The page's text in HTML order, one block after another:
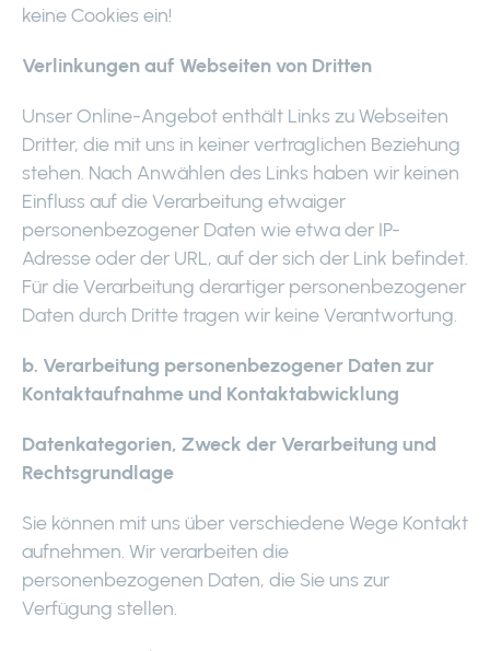
keine Cookies ein!
Verlinkungen auf Webseiten von Dritten
Unser Online-Angebot enthält Links zu Webseiten
Dritter, die mit uns in keiner vertraglichen Beziehung
stehen. Nach Anwählen des Links haben wir keinen
Einfluss auf die Verarbeitung etwaiger
personenbezogener Daten wie etwa der IP-
Adresse oder der URL, auf der sich der Link befindet.
Für die Verarbeitung derartiger personenbezogener
Daten durch Dritte tragen wir keine Verantwortung.
b. Verarbeitung personenbezogener Daten zur
Kontaktaufnahme und Kontaktabwicklung
Datenkategorien, Zweck der Verarbeitung und
Rechtsgrundlage
Sie können mit uns über verschiedene Wege Kontakt
aufnehmen. Wir verarbeiten die
personenbezogenen Daten, die Sie uns zur
Verfügung stellen.